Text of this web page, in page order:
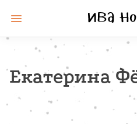
Екатерина